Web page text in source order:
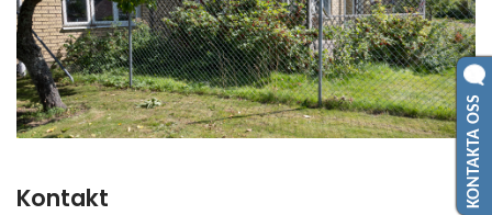
Kontakt KONTAKTA OSS